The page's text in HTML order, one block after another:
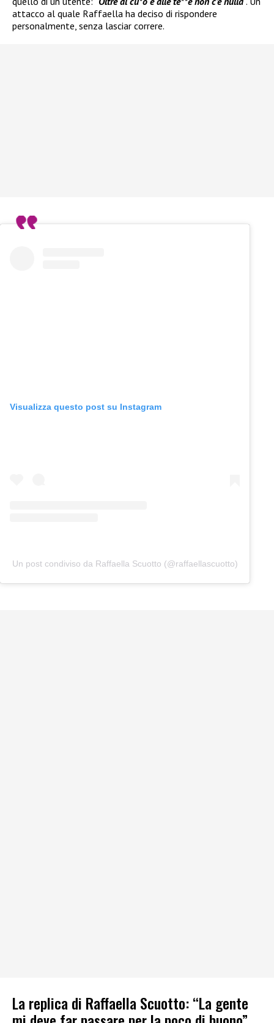
attacco al quale Raffaella ha deciso di rispondere
personalmente, senza lasciar correre.
Visualizza questo post su Instagram
Un post condiviso da Raffaella Scuotto (@raffaellascuotto)
La replica di Raffaella Scuotto: “La gente